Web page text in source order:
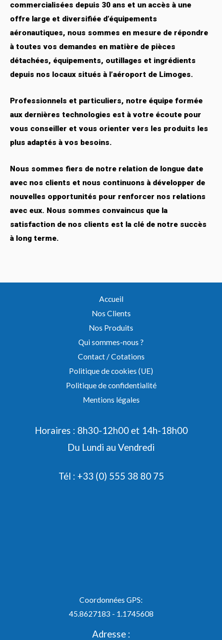
commercialisées depuis 30 ans et un accès à une
offre large et diversifiée d’équipements
aéronautiques, nous sommes en mesure de répondre
à toutes vos demandes en matière de pièces
détachées, équipements, outillages et ingrédients
depuis nos locaux situés à l’aéroport de Limoges.
Professionnels et particuliers, notre équipe formée
aux dernières technologies est à votre écoute pour
vous conseiller et vous orienter vers les produits les
plus adaptés à vos besoins.
Nous sommes fiers de notre relation de longue date
avec nos clients et nous continuons à développer de
nouvelles opportunités pour renforcer nos relations
avec eux. Nous sommes convaincus que la
satisfaction de nos clients est la clé de notre succès
à long terme.
Accueil
Nos Clients
Nos Produits
Qui sommes-nous ?
Contact / Cotations
Politique de cookies (UE)
Politique de confidentialité
Mentions légales
Horaires : 8h30-12h00 et 14h-18h00
Du Lundi au Vendredi
Tél : +33 (0) 555 38 80 75
Coordonnées GPS:
45.8627183 - 1.1745608
Adresse :